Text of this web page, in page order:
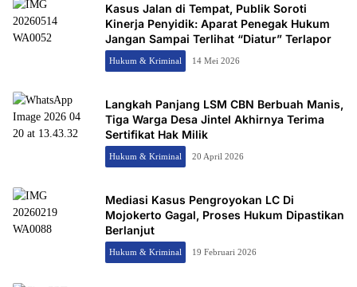
Kasus Jalan di Tempat, Publik Soroti
Kinerja Penyidik: Aparat Penegak Hukum
Jangan Sampai Terlihat “Diatur” Terlapor
Hukum & Kriminal 14 Mei 2026
Langkah Panjang LSM CBN Berbuah Manis,
Tiga Warga Desa Jintel Akhirnya Terima
Sertifikat Hak Milik
Hukum & Kriminal 20 April 2026
Mediasi Kasus Pengroyokan LC Di
Mojokerto Gagal, Proses Hukum Dipastikan
Berlanjut
Hukum & Kriminal 19 Februari 2026